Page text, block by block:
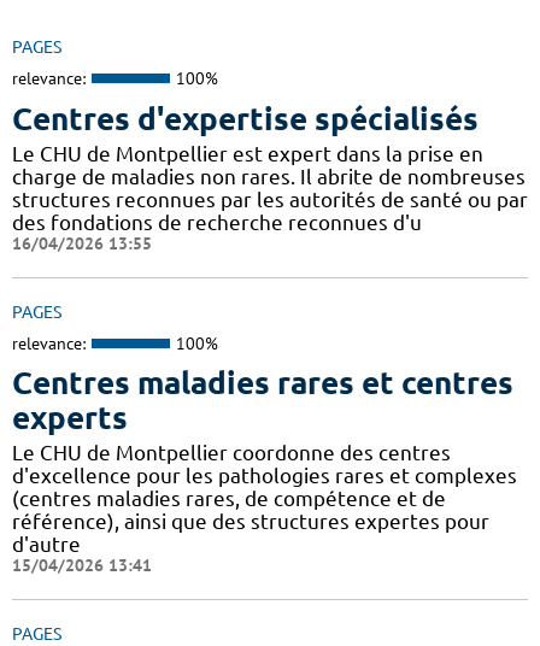
PAGES
relevance: 100%
Centres d'expertise spécialisés
Le CHU de Montpellier est expert dans la prise en
charge de maladies non rares. Il abrite de nombreuses
structures reconnues par les autorités de santé ou par
des fondations de recherche reconnues d'u
16/04/2026 13:55
PAGES
relevance: 100%
Centres maladies rares et centres
experts
Le CHU de Montpellier coordonne des centres
d'excellence pour les pathologies rares et complexes
(centres maladies rares, de compétence et de
référence), ainsi que des structures expertes pour
d'autre
15/04/2026 13:41
PAGES